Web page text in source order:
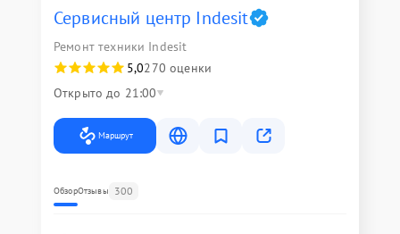
Сервисный центр Indesit
Ремонт техники Indesit
5,0270 оценки
Открыто до 21:00
Маршрут
ОбзорОтзывы 300